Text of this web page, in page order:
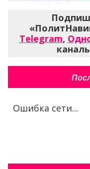
Telegram,
Ошибка сети...